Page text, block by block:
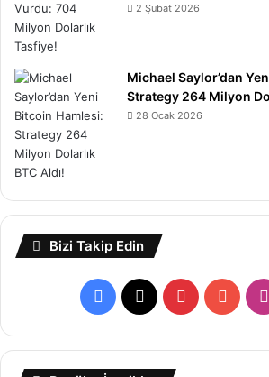
2 Şubat 2026
Michael Saylor’dan
Strategy 264 Milyon
28 Ocak 2026
Bizi Takip Edin
Facebook
X Pinterest